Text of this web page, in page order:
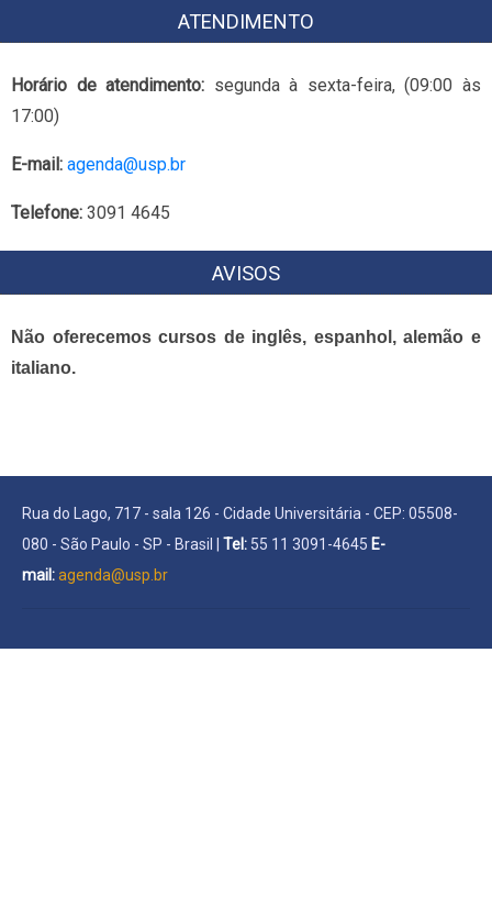
ATENDIMENTO
Horário de atendimento: segunda à sexta-feira, (09:00 às
17:00)
E-mail: agenda@usp.br
Telefone: 3091 4645
AVISOS
Não oferecemos cursos de inglês, espanhol, alemão e
italiano.
Rua do Lago, 717 - sala 126 - Cidade Universitária - CEP: 05508-
080 - São Paulo - SP - Brasil | Tel: 55 11 3091-4645 E-
mail:agenda@usp.br